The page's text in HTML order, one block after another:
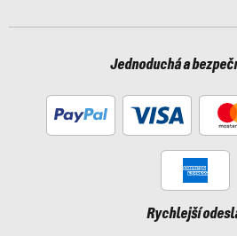
Jednoduchá a
Rychlejší